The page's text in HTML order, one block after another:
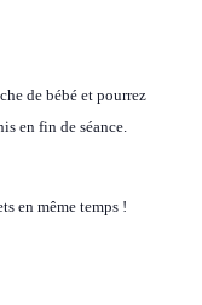
de bébé et pourrez
en fin de séance.
en même temps !